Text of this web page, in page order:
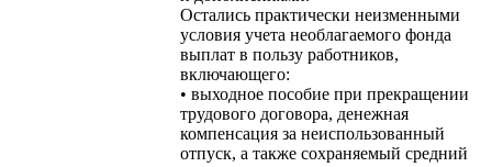
Остались практически неизменными
условия учета необлагаемого фонда
выплат в пользу работников,
включающего:
• выходное пособие при прекращении
трудового договора, денежная
компенсация за неиспользованный
отпуск, а также сохраняемый средний